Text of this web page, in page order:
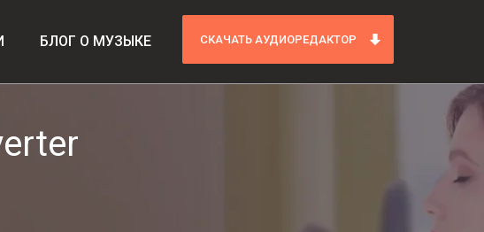
БЛОГ О МУЗЫКЕ СКАЧАТЬ АУДИОРЕДАКТОР